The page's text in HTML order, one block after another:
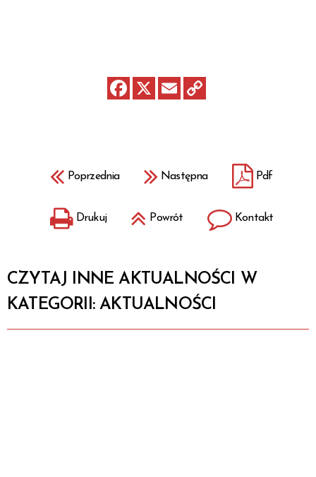
Poprzednia Następna Pdf
Drukuj Powrót Kontakt
CZYTAJ INNE AKTUALNOŚCI W
KATEGORII: AKTUALNOŚCI